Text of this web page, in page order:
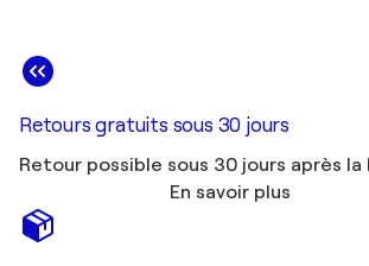
Retours gratuits sous 30 jours
Retour possible sous 30 jours après la
En savoir plus